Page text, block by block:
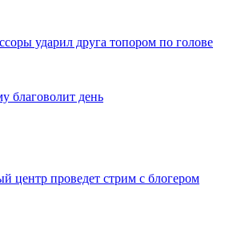
ударил друга топором по голове
благоволит день
центр проведет стрим с блогером